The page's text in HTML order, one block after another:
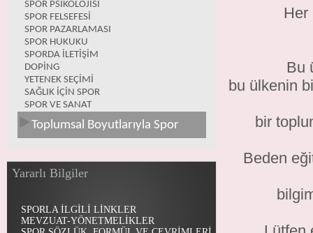
SPOR PSİKOLOJİSİ
SPOR FELSEFESİ
SPOR PAZARLAMASI
SPOR HUKUKU
SPORDA İLETİŞİM
DOPİNG
YETENEK SEÇİMİ
SAĞLIK İÇİN SPOR
SPOR VE SANAT
Toplumsal Boyutlarıyla Spor
Yararlı Bilgiler
SPORLA İLGİLİ LİNKLER
MEVZUAT-YÖNETMELİKLER
Her
Bu
bu ülkenin
bir
Beden